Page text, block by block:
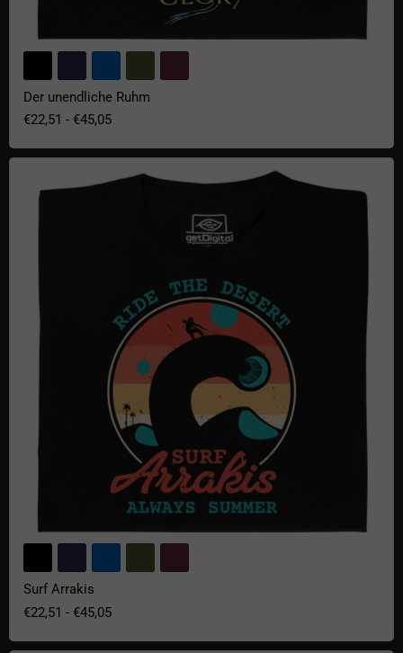
Der unendliche Ruhm
€22,51 - €45,05
Surf Arrakis
€22,51 - €45,05